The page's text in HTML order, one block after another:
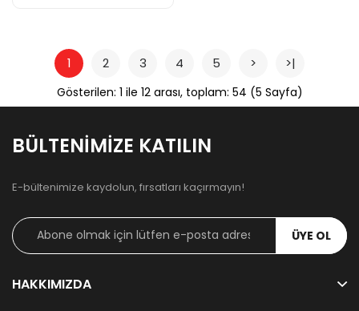
1 2 3 4 5 > >|
Gösterilen: 1 ile 12 arası, toplam: 54 (5 Sayfa)
BÜLTENIMIZE KATILIN
E-bültenimize kaydolun, fırsatları kaçırmayın!
ÜYE OL
HAKKIMIZDA